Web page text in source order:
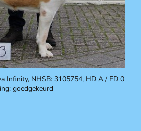
Infinity, NHSB: 3105754, HD A / ED 0
goedgekeurd